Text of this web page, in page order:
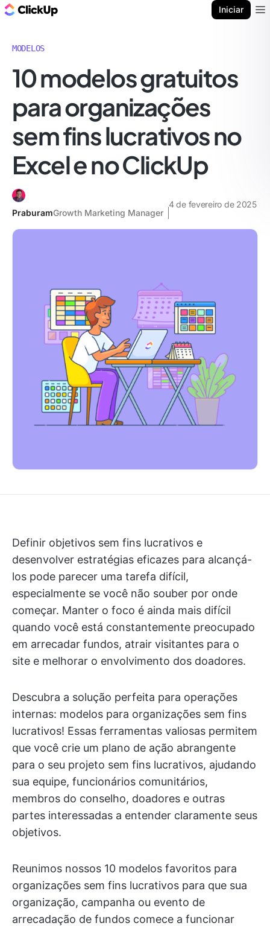
Iniciar
MODELOS
10 modelos gratuitos
para organizações
sem fins lucrativos no
Excel e no ClickUp
PraburamGrowth Marketing Manager
4 de fevereiro de 2025
Definir objetivos sem fins lucrativos e
desenvolver estratégias eficazes para alcançá-
los pode parecer uma tarefa difícil,
especialmente se você não souber por onde
começar. Manter o foco é ainda mais difícil
quando você está constantemente preocupado
em arrecadar fundos, atrair visitantes para o
site e melhorar o envolvimento dos doadores.
Descubra a solução perfeita para operações
internas: modelos para organizações sem fins
lucrativos! Essas ferramentas valiosas permitem
que você crie um plano de ação abrangente
para o seu projeto sem fins lucrativos, ajudando
sua equipe, funcionários comunitários,
membros do conselho, doadores e outras
partes interessadas a entender claramente seus
objetivos.
Reunimos nossos 10 modelos favoritos para
organizações sem fins lucrativos para que sua
organização, campanha ou evento de
arrecadação de fundos comece a funcionar